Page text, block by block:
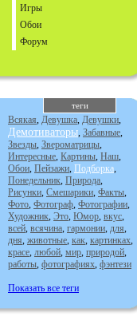
Игры
Обои
Форум
теги
Всякая, Девушка, Девушки,
Демотиваторы, Забавные,
Звезды, Звероматрицы,
Интересные, Картины, Наш,
Обои, Пейзажи, Подборка,
Понедельник, Природа,
Рисунки, Смешарики, Факты,
Фото, Фотограф, Фотографии,
Художник, Это, Юмор, вкус,
всей, всячина, гармонии, для,
дня, животные, как, картинках,
красе, любой, мир, природой,
работы, фотографиях, фэнтези
Показать все теги